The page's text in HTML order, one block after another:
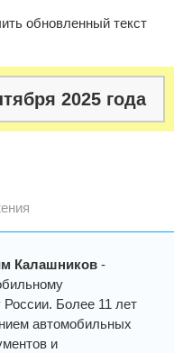
обновленный текст
2025 года
Калашников -
России. Более 11 лет
автомобильных
и